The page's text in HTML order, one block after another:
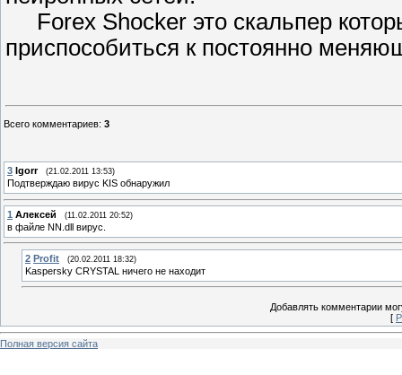
Forex Shocker это скальпер
приспособиться к постоянно
Всего комментариев: 3
3 Igorr (21.02.2011 13:53)
Подтверждаю вирус KIS обнаружил
1 Алексей (11.02.2011 20:52)
в файле NN.dll вирус.
2 Profit (20.02.2011 18:32)
Kaspersky CRYSTAL ничего не находит
Добавлять комментарии
[
Полная версия сайта